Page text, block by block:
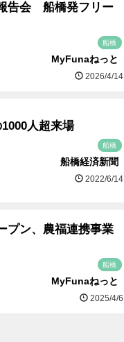
告会 船橋発フリー
船橋
MyFunaねっと
2026/4/14
人超来場
船橋
船橋経済新聞
2022/6/14
プン、農福連携事業
船橋
MyFunaねっと
2025/4/6